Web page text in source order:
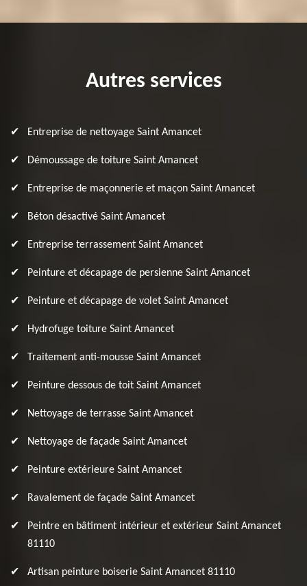
Autres services
Entreprise de nettoyage Saint Amancet
Démoussage de toiture Saint Amancet
Entreprise de maçonnerie et maçon Saint Amancet
Béton désactivé Saint Amancet
Entreprise terrassement Saint Amancet
Peinture et décapage de persienne Saint Amancet
Peinture et décapage de volet Saint Amancet
Hydrofuge toiture Saint Amancet
Traitement anti-mousse Saint Amancet
Peinture dessous de toit Saint Amancet
Nettoyage de terrasse Saint Amancet
Nettoyage de façade Saint Amancet
Peinture extérieure Saint Amancet
Ravalement de façade Saint Amancet
Peintre en bâtiment intérieur et extérieur Saint Amancet
81110
Artisan peinture boiserie Saint Amancet 81110